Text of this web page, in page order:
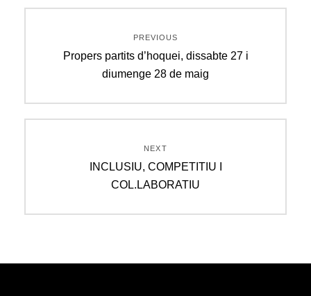
d'entrades
PREVIOUS
Previous
Propers partits d’hoquei, dissabte 27 i
diumenge 28 de maig
NEXT
Next
post:
INCLUSIU, COMPETITIU I
COL.LABORATIU